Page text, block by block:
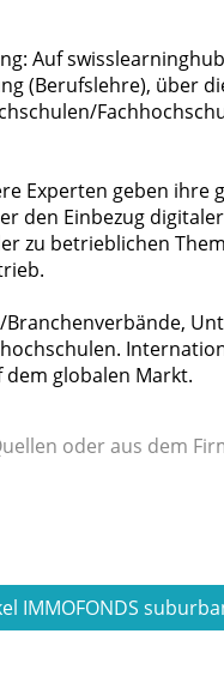
Auf
(Berufslehre), über
Experten geben ihre
den Einbezug
zu betrieblichen
globalen Markt.
oder aus dem
IMMOFONDS